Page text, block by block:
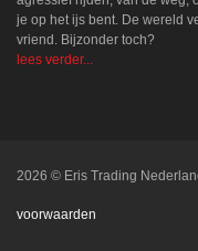
je op het ijs bent. De wereld
vriend. Bijzonder toch?
lees verder...
2026 © Eris Trading
voorwaarden